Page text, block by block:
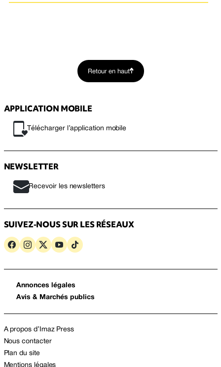
Retour en haut
APPLICATION MOBILE
Télécharger l’application mobile
NEWSLETTER
Recevoir les newsletters
SUIVEZ-NOUS SUR LES RÉSEAUX
Annonces légales
Avis & Marchés publics
A propos d’Imaz Press
Nous contacter
Plan du site
Mentions légales